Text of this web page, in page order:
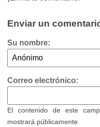
Enviar un
Su nombre:
Correo electrónico:
El contenido de este
mostrará públicamente.